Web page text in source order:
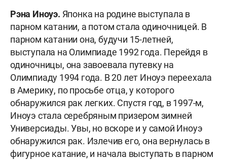
Рэна Иноуэ. Японка на родине выступала в
парном катании, а потом стала одиночницей. В
парном катании она, будучи 15-летней,
выступала на Олимпиаде 1992 года. Перейдя в
одиночницы, она завоевала путевку на
Олимпиаду 1994 года. В 20 лет Иноуэ переехала
в Америку, по просьбе отца, у которого
обнаружился рак легких. Спустя год, в 1997-м,
Иноуэ стала серебряным призером зимней
Универсиады. Увы, но вскоре и у самой Иноуэ
обнаружился рак. Излечив его, она вернулась в
фигурное катание, и начала выступать в парном